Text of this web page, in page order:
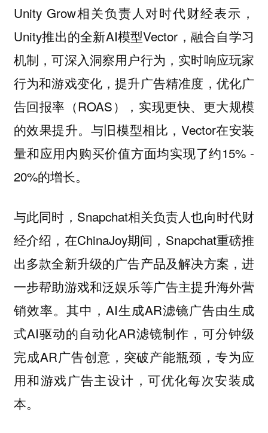
Unity Grow相关负责人对时代财经表示，
Unity推出的全新AI模型Vector，融合自学习
机制，可深入洞察用户行为，实时响应玩家
行为和游戏变化，提升广告精准度，优化广
告回报率（ROAS），实现更快、更大规模
的效果提升。与旧模型相比，Vector在安装
量和应用内购买价值方面均实现了约15% -
20%的增长。
与此同时，Snapchat相关负责人也向时代财
经介绍，在ChinaJoy期间，Snapchat重磅推
出多款全新升级的广告产品及解决方案，进
一步帮助游戏和泛娱乐等广告主提升海外营
销效率。其中，AI生成AR滤镜广告由生成
式AI驱动的自动化AR滤镜制作，可分钟级
完成AR广告创意，突破产能瓶颈，专为应
用和游戏广告主设计，可优化每次安装成
本。